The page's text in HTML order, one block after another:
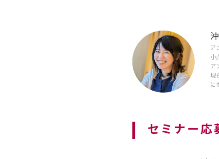
ア
小
ア
現
に
セミナー応